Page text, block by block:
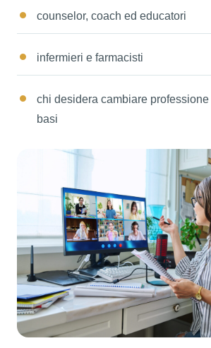
counselor, coach ed educatori
infermieri e farmacisti
chi desidera cambiare
basi